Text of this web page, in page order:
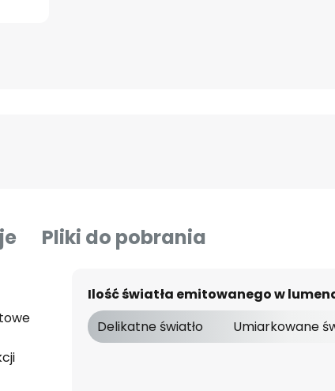
Pliki do pobrania
Ilość światła emitowanego w
Delikatne światło
Umiarkowane